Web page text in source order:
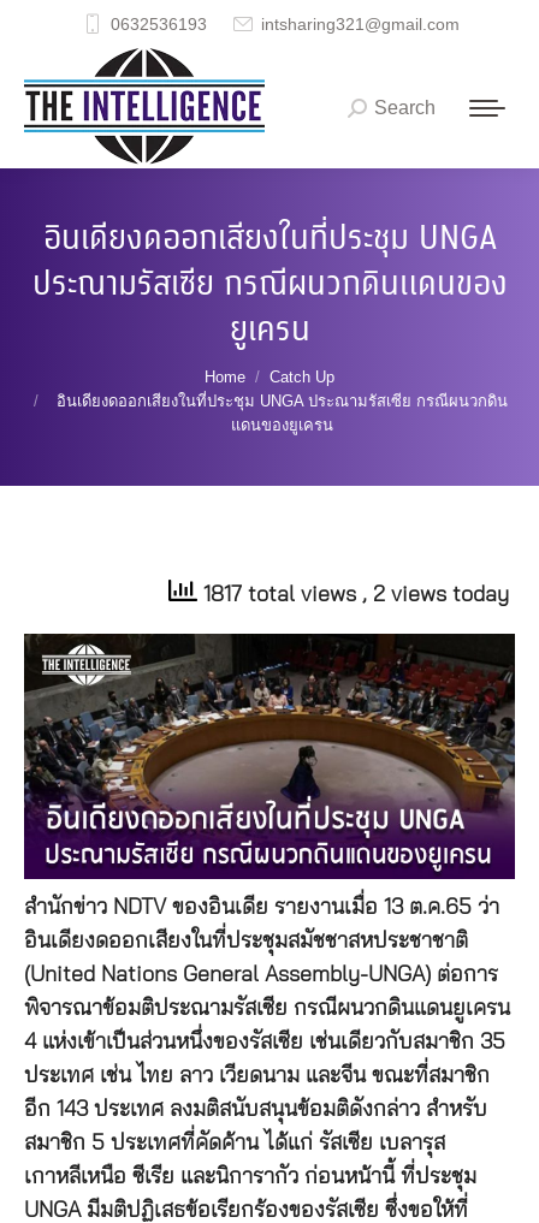
0632536193 intsharing321@gmail.com
Search:
Search
อินเดียงดออกเสียงในที่ประชุม UNGA
ประณามรัสเซีย กรณีผนวกดินแดนของ
ยูเครน
Home
Catch Up
อินเดียงดออกเสียงในที่ประชุม UNGA ประณามรัสเซีย กรณีผนวกดิน
แดนของยูเครน
1817 total views , 2 views today
สำนักข่าว NDTV ของอินเดีย รายงานเมื่อ 13 ต.ค.65 ว่า
อินเดียงดออกเสียงในที่ประชุมสมัชชาสหประชาชาติ
(United Nations General Assembly-UNGA) ต่อการ
พิจารณาข้อมติประณามรัสเซีย กรณีผนวกดินแดนยูเครน
4 แห่งเข้าเป็นส่วนหนึ่งของรัสเซีย เช่นเดียวกับสมาชิก 35
ประเทศ เช่น ไทย ลาว เวียดนาม และจีน ขณะที่สมาชิก
อีก 143 ประเทศ ลงมติสนับสนุนข้อมติดังกล่าว สำหรับ
สมาชิก 5 ประเทศที่คัดค้าน ได้แก่ รัสเซีย เบลารุส
เกาหลีเหนือ ซีเรีย และนิการากัว ก่อนหน้านี้ ที่ประชุม
UNGA มีมติปฏิเสธข้อเรียกร้องของรัสเซีย ซึ่งขอให้ที่